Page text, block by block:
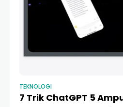
TEKNOLOGI
7 Trik ChatGPT 5